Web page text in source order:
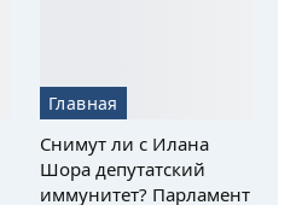
Главная
Снимут ли с Илана
Шора депутатский
иммунитет? Парламент